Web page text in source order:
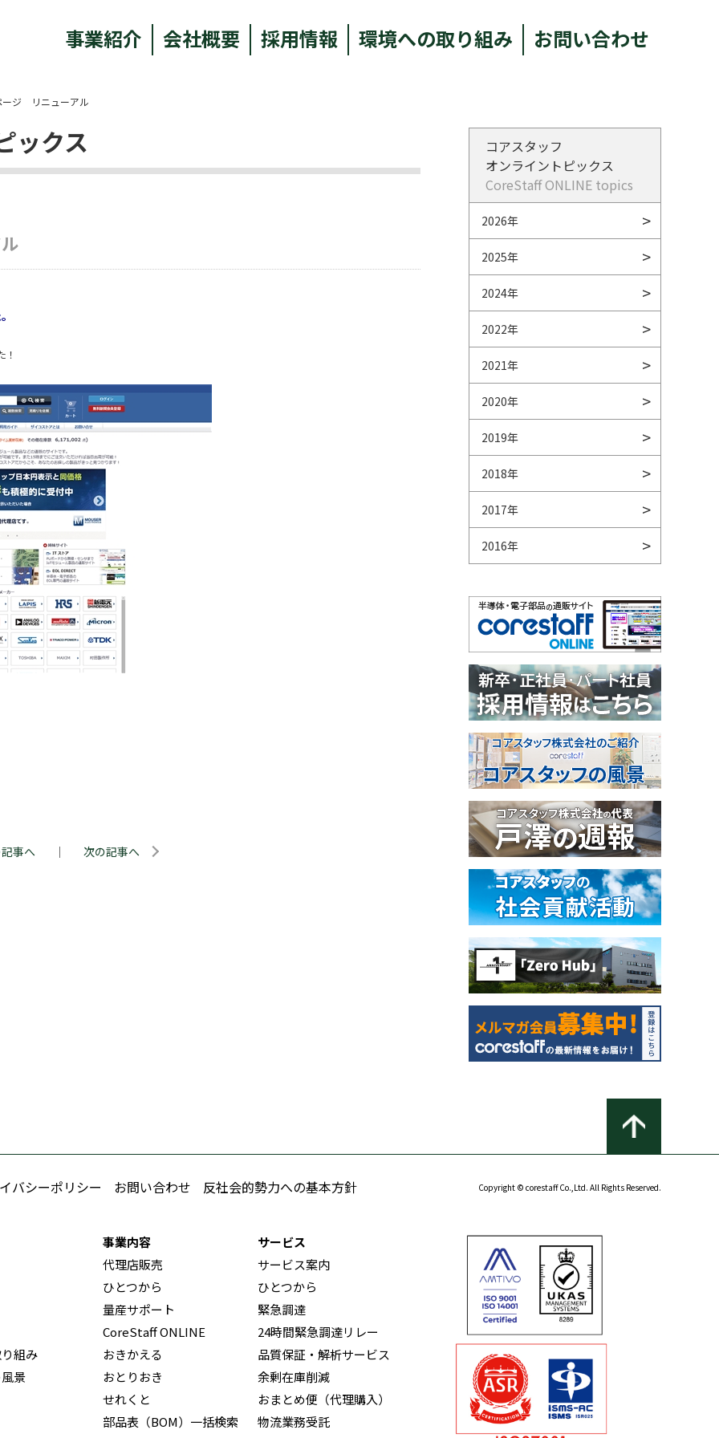
事業紹介 会社概要 採用情報 環境への取り組み お問い合わせ
ジ リニューアル
ックス
！
事へ ｜ 次の記事へ
コアスタッフ
オンライントピックス
CoreStaff ONLINE topics
2026年
2025年
2024年
2022年
2021年
2020年
2019年
2018年
2017年
2016年
バシーポリシー お問い合わせ 反社会的勢力への基本方針 Copyright © corestaff Co.,Ltd. All Rights Reserved.
組み
景
事業内容
代理店販売
ひとつから
量産サポート
CoreStaff ONLINE
おきかえる
おとりおき
せれくと
部品表（BOM）一括検索
サービス
サービス案内
ひとつから
緊急調達
24時間緊急調達リレー
品質保証・解析サービス
余剰在庫削減
おまとめ便（代理購入）
物流業務受託